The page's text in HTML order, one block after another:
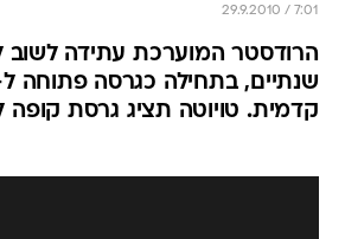
29.9.2010 / 7:01
הרודסטר המוערכת עתידה לשוב
קדמית. טויוטה תציג גרסת קופה